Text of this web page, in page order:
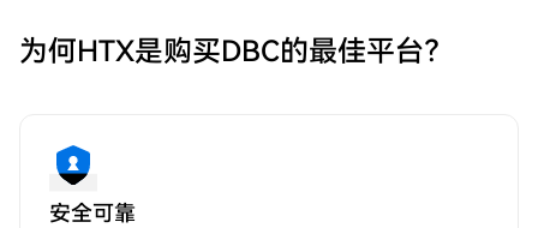
为何HTX是购买DBC的最佳平台？
安全可靠